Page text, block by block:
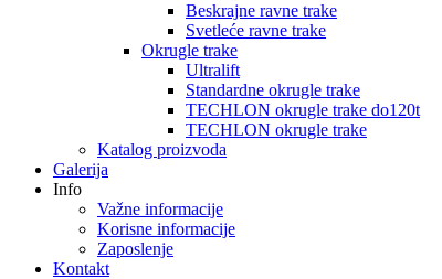
Beskrajne ravne trake
Svetleće ravne trake
Okrugle trake
Ultralift
Standardne okrugle trake
TECHLON okrugle trake do120t
TECHLON okrugle trake
Katalog proizvoda
Galerija
Info
Važne informacije
Korisne informacije
Zaposlenje
Kontakt